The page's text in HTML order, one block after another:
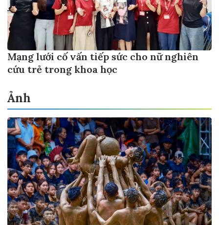
Mạng lưới cố vấn tiếp sức cho nữ nghiên
cứu trẻ trong khoa học
Ảnh